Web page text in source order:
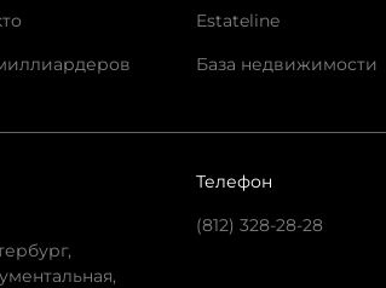
Estateline
База недвижимости
Телефон
(812) 328-28-28